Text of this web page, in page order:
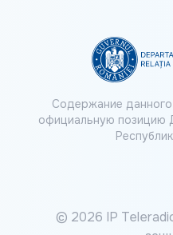
Содержание
официальную позицию
© 2026 IP